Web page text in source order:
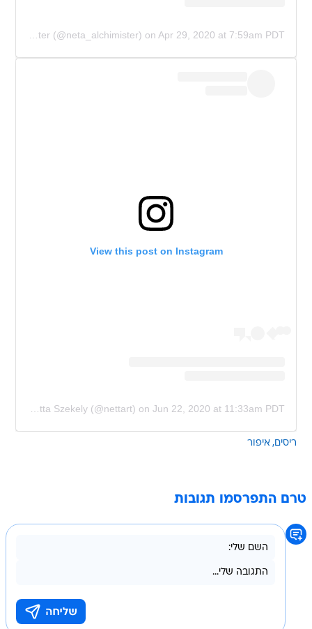
A post shared by Neta Alchimister (@neta_alchimister) on Apr 29, 2020 at 7:59am PDT
View this post on Instagram
A post shared by Netta Szekely (@nettart) on Jun 22, 2020 at 11:33am PDT
ריסים איפור
טרם התפרסמו תגובות